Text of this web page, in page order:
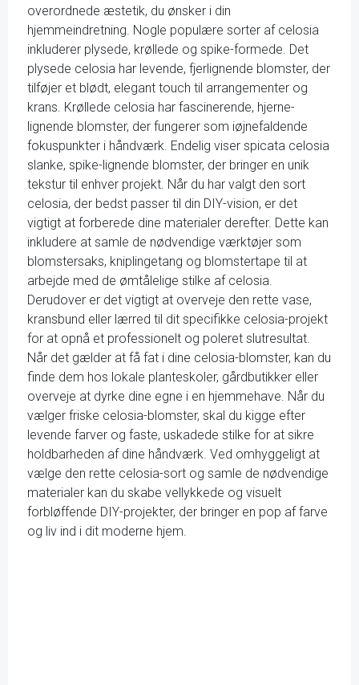
overordnede æstetik, du ønsker i din
hjemmeindretning. Nogle populære sorter af celosia
inkluderer plysede, krøllede og spike-formede. Det
plysede celosia har levende, fjerlignende blomster, der
tilføjer et blødt, elegant touch til arrangementer og
krans. Krøllede celosia har fascinerende, hjerne-
lignende blomster, der fungerer som iøjnefaldende
fokuspunkter i håndværk. Endelig viser spicata celosia
slanke, spike-lignende blomster, der bringer en unik
tekstur til enhver projekt. Når du har valgt den sort
celosia, der bedst passer til din DIY-vision, er det
vigtigt at forberede dine materialer derefter. Dette kan
inkludere at samle de nødvendige værktøjer som
blomstersaks, kniplingetang og blomstertape til at
arbejde med de ømtålelige stilke af celosia.
Derudover er det vigtigt at overveje den rette vase,
kransbund eller lærred til dit specifikke celosia-projekt
for at opnå et professionelt og poleret slutresultat.
Når det gælder at få fat i dine celosia-blomster, kan du
finde dem hos lokale planteskoler, gårdbutikker eller
overveje at dyrke dine egne i en hjemmehave. Når du
vælger friske celosia-blomster, skal du kigge efter
levende farver og faste, uskadede stilke for at sikre
holdbarheden af dine håndværk. Ved omhyggeligt at
vælge den rette celosia-sort og samle de nødvendige
materialer kan du skabe vellykkede og visuelt
forbløffende DIY-projekter, der bringer en pop af farve
og liv ind i dit moderne hjem.